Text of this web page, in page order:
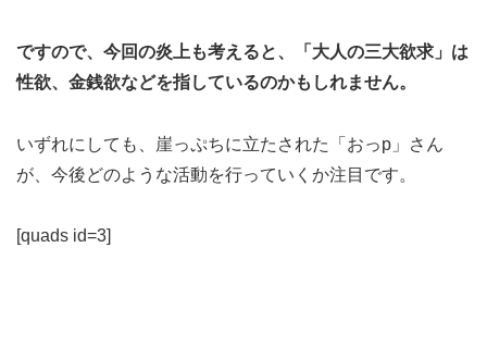
ですので、今回の炎上も考えると、「大人の三大欲求」は
性欲、金銭欲などを指しているのかもしれません。
いずれにしても、崖っぷちに立たされた「おっp」さん
が、今後どのような活動を行っていくか注目です。
[quads id=3]